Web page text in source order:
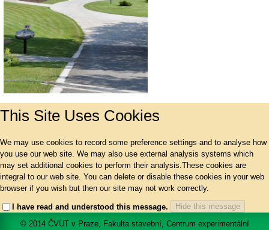
This Site Uses Cookies
We may use cookies to record some preference settings and to analyse how
you use our web site. We may also use external analysis systems which
may set additional cookies to perform their analysis.These cookies are
integral to our web site. You can delete or disable these cookies in your web
browser if you wish but then our site may not work correctly.
I have read and understood this message.
Hide this message
© 2014 ČVUT v Praze, Fakulta stavební, Centrum experimentální